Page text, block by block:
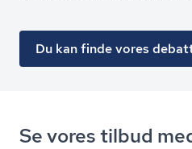
Du kan finde vores
Se vores tilbud